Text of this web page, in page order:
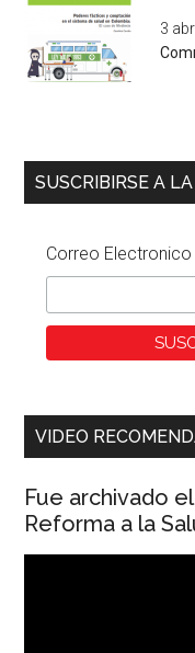
3
SUSCRIBIRSE A
Correo
VIDEO
Fue archivado
Reforma a la